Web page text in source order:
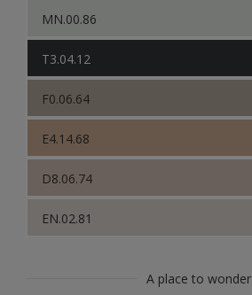
Sikkens Colour Futures 2021
Colour Futures 2020
Sikkens Colour Futures 2018
MN.00.86
T3.04.12
F0.06.64
E4.14.68
D8.06.74
EN.02.81
A place to wonder